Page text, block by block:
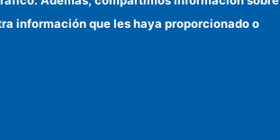
información que les haya proporcionado o